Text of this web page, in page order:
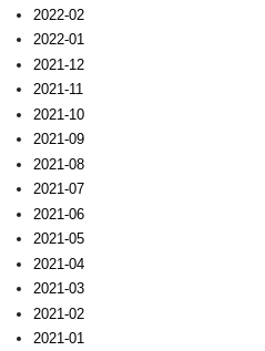
2022-02
2022-01
2021-12
2021-11
2021-10
2021-09
2021-08
2021-07
2021-06
2021-05
2021-04
2021-03
2021-02
2021-01